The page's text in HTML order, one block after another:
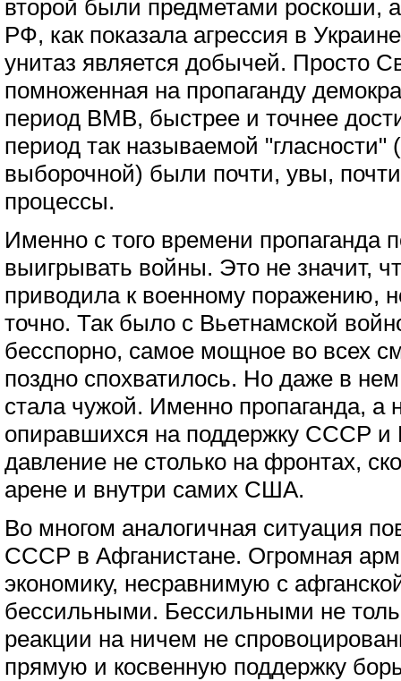
второй были предметами роскоши,
РФ, как показала агрессия в
унитаз является добычей. Просто
помноженная на пропаганду
период ВМВ, быстрее и точнее
период так называемой "гласности"
выборочной) были почти, увы,
процессы.
Именно с того времени пропаганда
выигрывать войны. Это не значит,
приводила к военному поражению,
точно. Так было с Вьетнамской
бесспорно, самое мощное во всех
поздно спохватилось. Но даже в
стала чужой. Именно пропаганда, а
опиравшихся на поддержку СССР
давление не столько на фронтах,
арене и внутри самих США.
Во многом аналогичная ситуация
СССР в Афганистане. Огромная
экономику, несравнимую с
бессильными. Бессильными не
реакции на ничем не
прямую и косвенную поддержку